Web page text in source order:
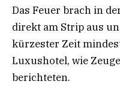
Das Feuer brach in
direkt am Strip aus
kürzester Zeit
Luxushotel, wie
berichteten.